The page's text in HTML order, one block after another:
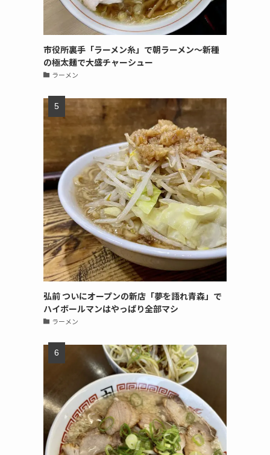
市役所裏手「ラーメン糸」で朝ラーメン〜新種
の極太麺で大盛チャーシュー
ラーメン
弘前 ついにオープンの新店「夢を語れ青森」で
ハイボールマンはやっぱり全部マシ
ラーメン